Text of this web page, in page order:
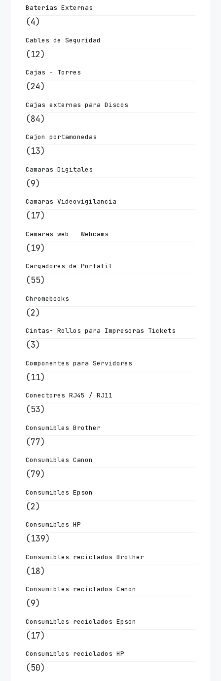
Baterías Externas
(4)
Cables de Seguridad
(12)
Cajas - Torres
(24)
Cajas externas para Discos
(84)
Cajon portamonedas
(13)
Camaras Digitales
(9)
Camaras Videovigilancia
(17)
Camaras web - Webcams
(19)
Cargadores de Portatil
(55)
Chromebooks
(2)
Cintas- Rollos para Impresoras Tickets
(3)
Componentes para Servidores
(11)
Conectores RJ45 / RJ11
(53)
Consumibles Brother
(77)
Consumibles Canon
(79)
Consumibles Epson
(2)
Consumibles HP
(139)
Consumibles reciclados Brother
(18)
Consumibles reciclados Canon
(9)
Consumibles reciclados Epson
(17)
Consumibles reciclados HP
(50)